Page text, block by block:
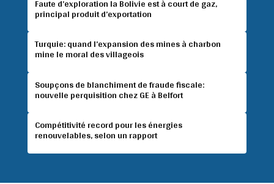
Faute d’exploration la Bolivie est à court de gaz,
principal produit d’exportation
Turquie: quand l’expansion des mines à charbon
mine le moral des villageois
Soupçons de blanchiment de fraude fiscale:
nouvelle perquisition chez GE à Belfort
Compétitivité record pour les énergies
renouvelables, selon un rapport